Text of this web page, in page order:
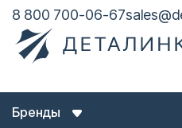
8 800 700-06-67
Бренды